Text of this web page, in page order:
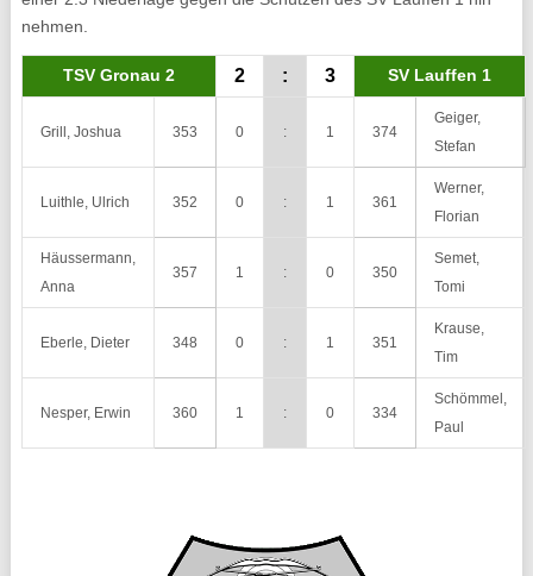
nehmen.
TSV Gronau 2 2 : 3 SV Lauffen 1
Grill, Joshua 353 0 : 1 374
Geiger,
Stefan
Luithle, Ulrich 352 0 : 1 361
Werner,
Florian
Häussermann,
Anna
357 1 : 0 350
Semet,
Tomi
Eberle, Dieter 348 0 : 1 351
Krause,
Tim
Nesper, Erwin 360 1 : 0 334
Schömmel,
Paul